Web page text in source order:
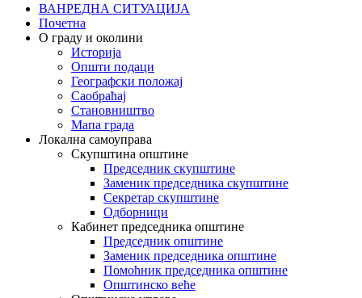
ВАНРЕДНА СИТУАЦИЈА
Почетна
О граду и околини
Историја
Општи подаци
Географски положај
Саобраћај
Становништво
Мапа града
Локална самоуправа
Скупштина општине
Председник скупштине
Заменик председника скупштине
Секретар скупштине
Одборници
Кабинет председника општине
Председник општине
Заменик председника општине
Помоћник председника општине
Општинско веће